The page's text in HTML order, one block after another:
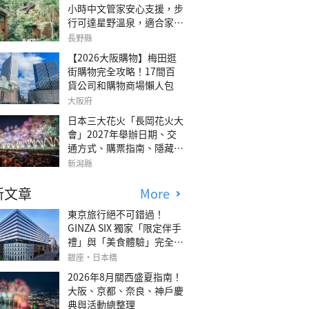
小時中文管家安心支援，步
行可達星野溫泉，適合家庭
旅行、三代同遊與紀念日的
澤森四季VILLA」
長野縣
【2026大阪購物】梅田逛
街購物完全攻略！17間百
貨公司和購物商場懶人包
大阪府
日本三大花火「長岡花火大
會」2027年舉辦日期、交
通方式、購票指南、隱藏欣
賞地點
新潟縣
章 More
東京旅行絕不可錯過！
GINZA SIX 獨家「限定伴手
禮」與「美食體驗」完全指
南
銀座・日本橋
2026年8月關西盛夏指南！
大阪、京都、奈良、神戶慶
典與活動總整理